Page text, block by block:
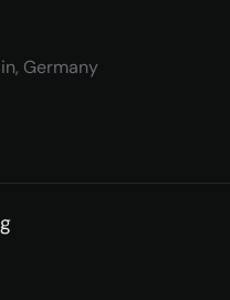
Germany